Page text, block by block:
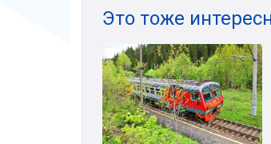
Это тоже